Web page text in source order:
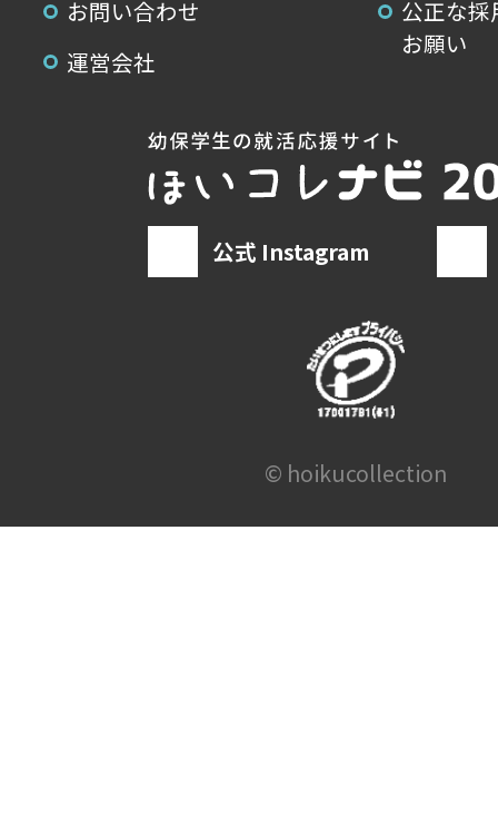
お問い合わせ
公正な
お願い
運営会社
公式 Instagram
© hoikucollection